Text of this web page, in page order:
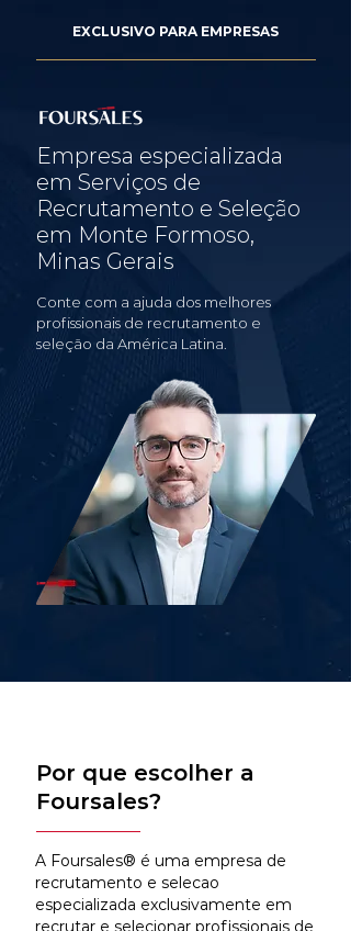
EXCLUSIVO PARA EMPRESAS
Empresa especializada
em Serviços de
Recrutamento e Seleção
em Monte Formoso,
Minas Gerais
Conte com a ajuda dos melhores
profissionais de recrutamento e
seleção da América Latina.
Por que escolher a
Foursales?
A Foursales® é uma empresa de
recrutamento e selecao
especializada exclusivamente em
recrutar e selecionar profissionais de